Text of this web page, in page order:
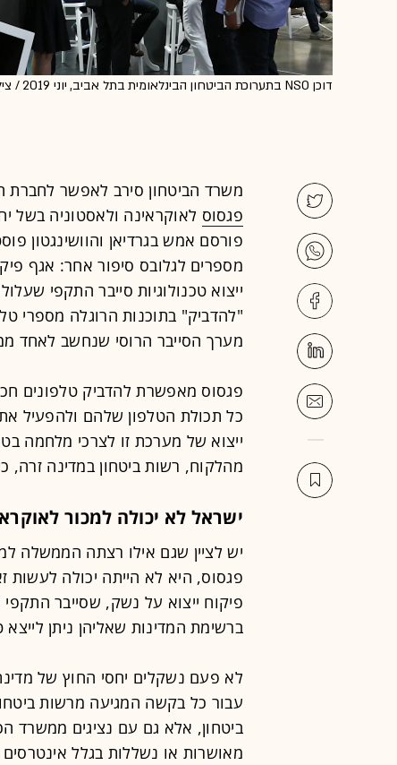
דוכן NSO בתערוכת הביטחון הבינלאומית בתל אביב, יוני 2019 / צילום: Reuters, Keren Manor
משרד הביטחון סירב לאפשר לחברת
פגסוס לאוקראינה ולאסטוניה בשל
פורסם אמש בגרדיאן והוושינגטון
מספרים לגלובס סיפור אחר: אגף
ייצוא טכנולוגיות סייבר התקפי
"להדביק" בתוכנות הרוגלה מספרי
מערך הסייבר הרוסי שנחשב לאחד
פגסוס מאפשרת להדביק טלפונים
כל תכולת הטלפון שלהם ולהפעיל
ייצוא של מערכת זו לצרכי מלחמה
מהלקוח, רשות ביטחון במדינה זרה,
ישראל לא יכולה למכור
יש לציין שגם אילו רצתה הממשלה
פגסוס, היא לא הייתה יכולה לעשות
פיקוח ייצוא על נשק, שסייבר
ברשימת המדינות שאליהן ניתן לייצא
לא פעם נשקלים יחסי החוץ של
עבור כל בקשה המגיעה מרשות
ביטחון, אלא גם עם נציגים ממשרד
מאושרות או נשללות בגלל